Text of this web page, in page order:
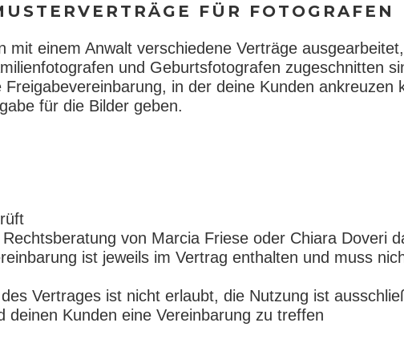
FÜR FOTOGRAFEN
mit einem Anwalt verschiedene Verträge
und Geburtsfotografen zugeschnitten
in der deine Kunden ankreuzen
für die Bilder geben.
von Marcia Friese oder Chiara Doveri
ist jeweils im Vertrag enthalten und muss
Vertrages ist nicht erlaubt, die Nutzung ist
deinen Kunden eine Vereinbarung zu treffen